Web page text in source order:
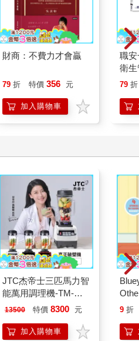
之春」。一年四次的入節氣，意
地面仍有未融的積雪，但只要輕
現嫩綠的新芽已悄悄探出頭來──
角落「始立」。
因此，古人認為從立春開始，才
，流傳著許多祈願驅厄、迎福納
裡，春天與新年的起始恰好是同
更需要一份踏實的希望。
言別具意義，他們會透過「觀察
收成。每逢立春，前一年秋天種
麥根挖出來看：若有三根以
，這樣的預測方式，不只是抽籤
出麥子能否健康成長，順利熬過
能期待未來收穫滿滿。
「五穀占卜」，更是充滿樸實可
將豆子、蕎麥、高粱、紅豆等一
鍋中彈出來的五穀種子，將成為
人或在一旁觀看的人，大概都十
來的穀物，是既能果腹、又能賣
熱的視線下，種子們在熱鍋裡蹦
鍋外──光是想像，我的手心就跟
九回作」的習俗。人們相信，當
財商：不費力才會贏
79 折 特價 356 元
加入購物車
職
衛
攻略
79 折
JTC杰帝士三匹馬力智
能萬用調理機-TM-
800-黑-公司貨(真正破
13500 特價 8300 元
加入購物車
9 折